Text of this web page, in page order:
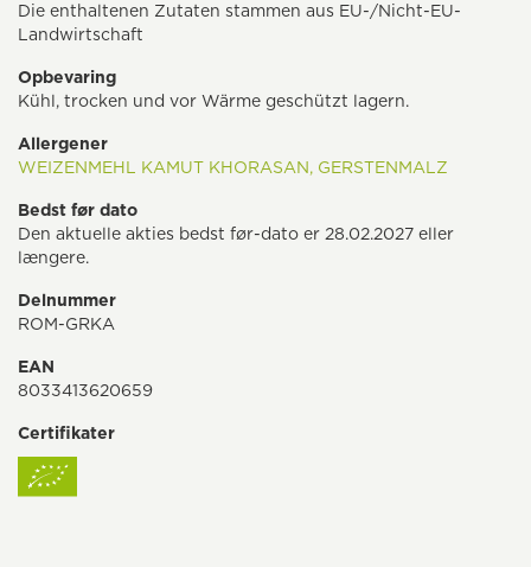
Die enthaltenen Zutaten stammen aus EU-/Nicht-EU-
Landwirtschaft
Opbevaring
Kühl, trocken und vor Wärme geschützt lagern.
Allergener
WEIZENMEHL KAMUT KHORASAN, GERSTENMALZ
Bedst før dato
Den aktuelle akties bedst før-dato er 28.02.2027 eller
længere.
Delnummer
ROM-GRKA
EAN
8033413620659
Certifikater